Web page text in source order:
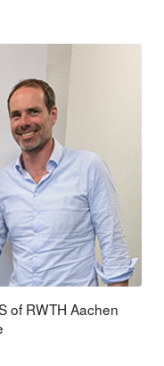
of RWTH Aachen